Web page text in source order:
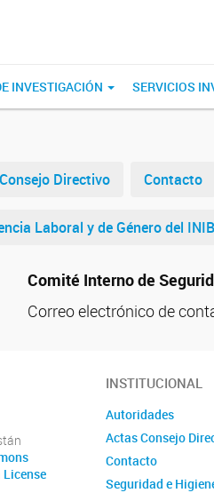
INVESTIGACIÓN SERVICIOS
Directivo Contacto
Laboral y de Género del
Comité Interno de
Correo electrónico de
INSTITUCIONAL
Autoridades
Actas Consejo
Contacto
Seguridad e